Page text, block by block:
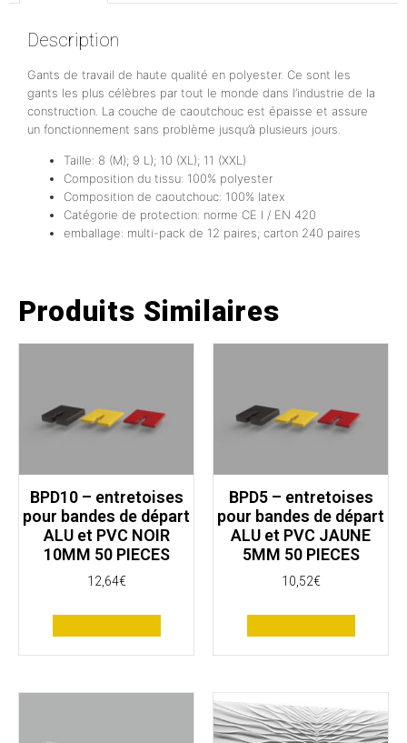
Description
Gants de travail de haute qualité en polyester. Ce sont les
gants les plus célèbres par tout le monde dans l’industrie de la
construction. La couche de caoutchouc est épaisse et assure
un fonctionnement sans problème jusqu’à plusieurs jours.
Taille: 8 (M); 9 L); 10 (XL); 11 (XXL)
Composition du tissu: 100% polyester
Composition de caoutchouc: 100% latex
Catégorie de protection: norme CE I / EN 420
emballage: multi-pack de 12 paires; carton 240 paires
Produits Similaires
BPD10 – entretoises
pour bandes de départ
ALU et PVC NOIR
10MM 50 PIECES
12,64€
BPD5 – entretoises
pour bandes de départ
ALU et PVC JAUNE
5MM 50 PIECES
10,52€